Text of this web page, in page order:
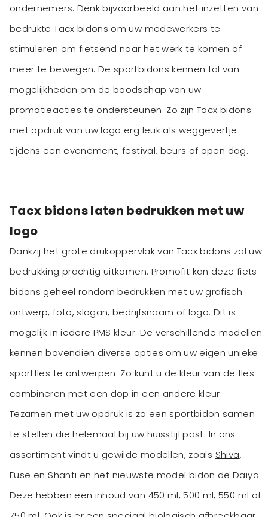
ondernemers. Denk bijvoorbeeld aan het inzetten van
bedrukte Tacx bidons om uw medewerkers te
stimuleren om fietsend naar het werk te komen of
meer te bewegen. De sportbidons kennen tal van
mogelijkheden om de boodschap van uw
promotieacties te ondersteunen. Zo zijn Tacx bidons
met opdruk van uw logo erg leuk als weggevertje
tijdens een evenement, festival, beurs of open dag.
Tacx bidons laten bedrukken met uw
logo
Dankzij het grote drukoppervlak van Tacx bidons zal uw
bedrukking prachtig uitkomen. Promofit kan deze fiets
bidons geheel rondom bedrukken met uw grafisch
ontwerp, foto, slogan, bedrijfsnaam of logo. Dit is
mogelijk in iedere PMS kleur. De verschillende modellen
kennen bovendien diverse opties om uw eigen unieke
sportfles te ontwerpen. Zo kunt u de kleur van de fles
combineren met een dop in een andere kleur.
Tezamen met uw opdruk is zo een sportbidon samen
te stellen die helemaal bij uw huisstijl past. In ons
assortiment vindt u gewilde modellen, zoals Shiva,
Fuse en Shanti en het nieuwste model bidon de Daiya.
Deze hebben een inhoud van 450 ml, 500 ml, 550 ml of